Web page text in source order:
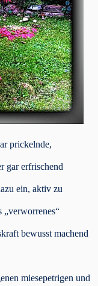
prickelnde,
gar erfrischend
ein, aktiv zu
„verworrenes“
bewusst machend
miesepetrigen und